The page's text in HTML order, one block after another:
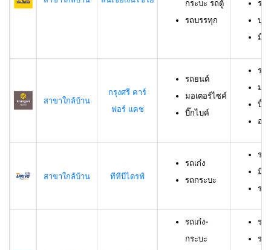
กระบะ รถตู้
รถบรรทุก
รถ
บุค
มีร
สาขาใกล้บ้าน
กรุงศรี คาร์
ฟอร์ แคช
รถยนต์
มอเตอร์ไซค์
บิ๊กไบค์
รถ
มอ
บิ๊ก
อา
สาขาใกล้บ้าน ทีทีบีไดรฟ์
รถเก๋ง
รถกระบะ
รถ
มีอ
รา
รถเก๋ง-
กระบะ
รถ
รถ